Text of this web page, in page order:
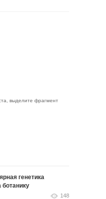
выделите фрагмент
генетика
ботанику
148